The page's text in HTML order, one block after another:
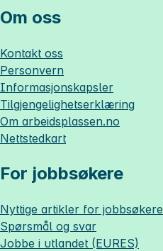
Om oss
Kontakt oss
Personvern
Informasjonskapsler
Tilgjengelighetserklæring
Om arbeidsplassen.no
Nettstedkart
For jobbsøkere
Nyttige artikler for jobbsøkere
Spørsmål og svar
Jobbe i utlandet (EURES)